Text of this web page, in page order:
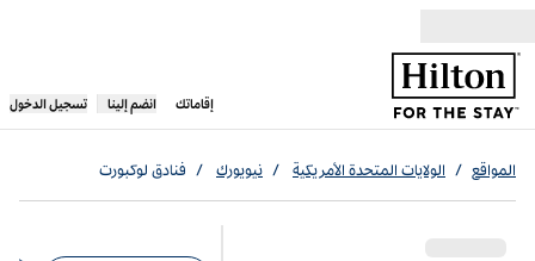
إقاماتك
، يفتح علامة تبويب جديدة
انضم إلينا تسجيل الدخول
المواقع / الولايات المتحدة الأمريكية / نيويورك / فنادق لوكبورت